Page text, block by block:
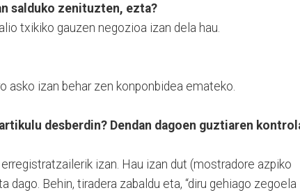
salduko zenituzten, ezta?
txikiko gauzen negozioa izan dela hau.
asko izan behar zen konponbidea emateko.
desberdin? Dendan dagoen guztiaren
izan. Hau izan dut (mostradore azpiko
dago. Behin, tiradera zabaldu eta, “diru gehiago zegoela